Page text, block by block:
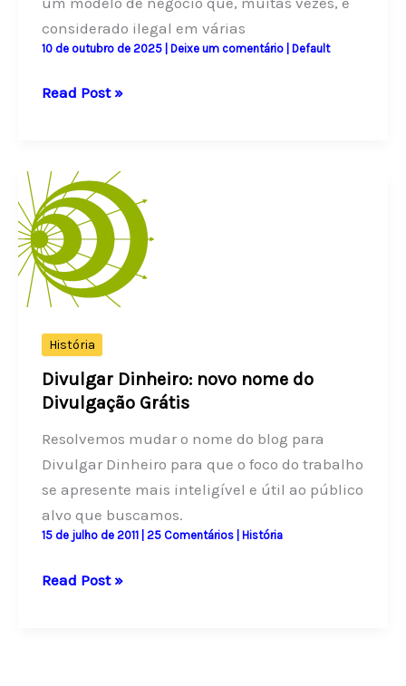
considerado ilegal em várias
10 de outubro de 2025 Deixe um comentário Default
O
Nova
Pirâmide
Financeira?
Read Post »
História
Divulgar Dinheiro: novo nome do
Divulgação Grátis
Resolvemos mudar o nome do blog para
Divulgar Dinheiro para que o foco do trabalho
se apresente mais inteligível e útil ao público
alvo que buscamos.
15 de julho de 2011 25 Comentários História
Divulgar
Read Post »